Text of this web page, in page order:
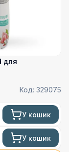
для
Код: 329075
У кошик
У кошик